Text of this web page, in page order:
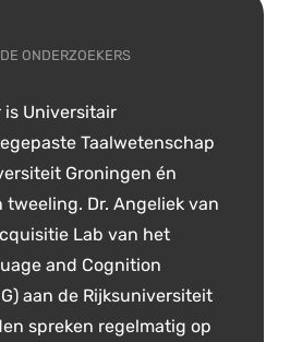
ONDERZOEKERS
is Universitair
Taalwetenschap
Groningen én
tweeling. Dr. Angeliek van
Lab van het
and Cognition
aan de Rijksuniversiteit
spreken regelmatig op